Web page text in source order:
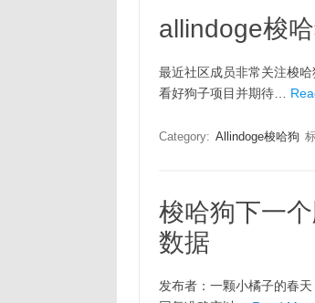
allindoge梭
最近社区成员非常关注梭
看好狗子项目并期待…
Category: Allindoge梭哈狗
梭哈狗下一
数据
发布者：一颗小橘子的春